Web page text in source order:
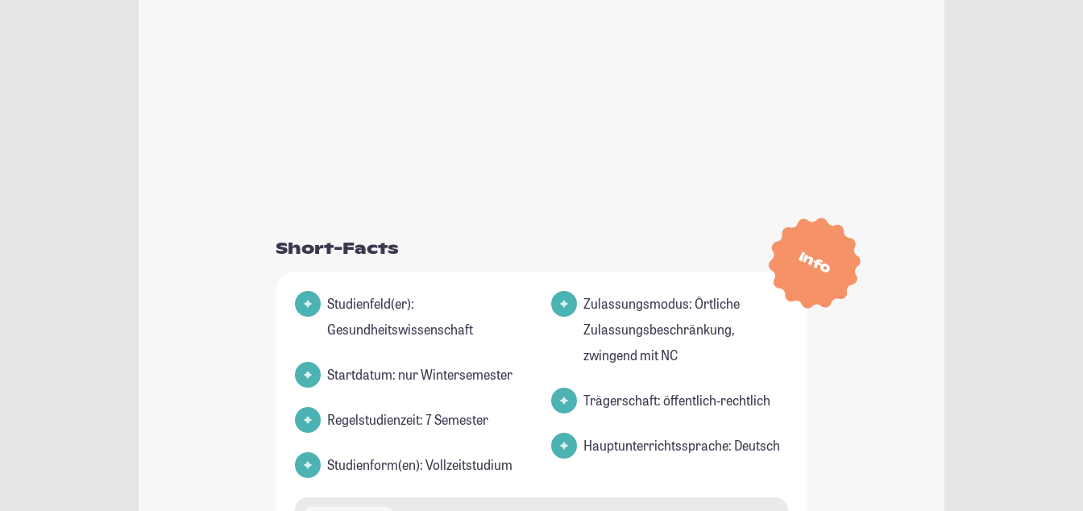
Info
Short-Facts
Studienfeld(er):
Gesundheitswissenschaft
Startdatum: nur Wintersemester
Regelstudienzeit: 7 Semester
Studienform(en): Vollzeitstudium
Zulassungsmodus: Örtliche
Zulassungsbeschränkung,
zwingend mit NC
Trägerschaft: öffentlich-rechtlich
Hauptunterrichtssprache: Deutsch